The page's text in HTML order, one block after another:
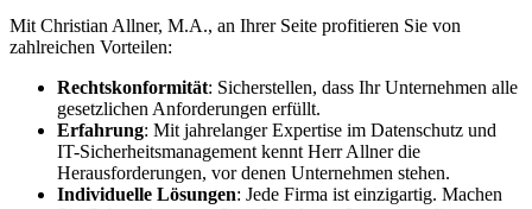
Mit Christian Allner, M.A., an Ihrer Seite profitieren Sie von
zahlreichen Vorteilen:
Rechtskonformität: Sicherstellen, dass Ihr Unternehmen alle
gesetzlichen Anforderungen erfüllt.
Erfahrung: Mit jahrelanger Expertise im Datenschutz und
IT-Sicherheitsmanagement kennt Herr Allner die
Herausforderungen, vor denen Unternehmen stehen.
Individuelle Lösungen: Jede Firma ist einzigartig. Machen